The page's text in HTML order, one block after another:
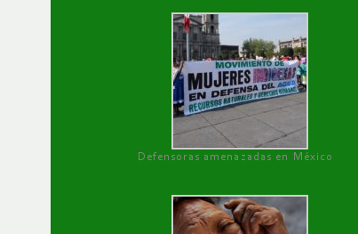
Defensoras amenazadas en México